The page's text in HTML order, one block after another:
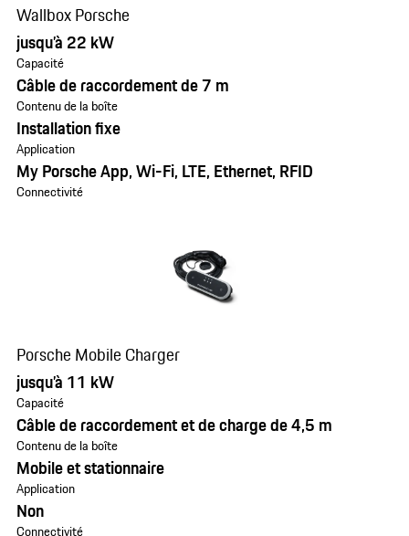
Wallbox Porsche
jusqu’à 22 kW
Capacité
Câble de raccordement de 7 m
Contenu de la boîte
Installation fixe
Application
My Porsche App, Wi-Fi, LTE, Ethernet, RFID
Connectivité
Porsche Mobile Charger
jusqu’à 11 kW
Capacité
Câble de raccordement et de charge de 4,5 m
Contenu de la boîte
Mobile et stationnaire
Application
Non
Connectivité